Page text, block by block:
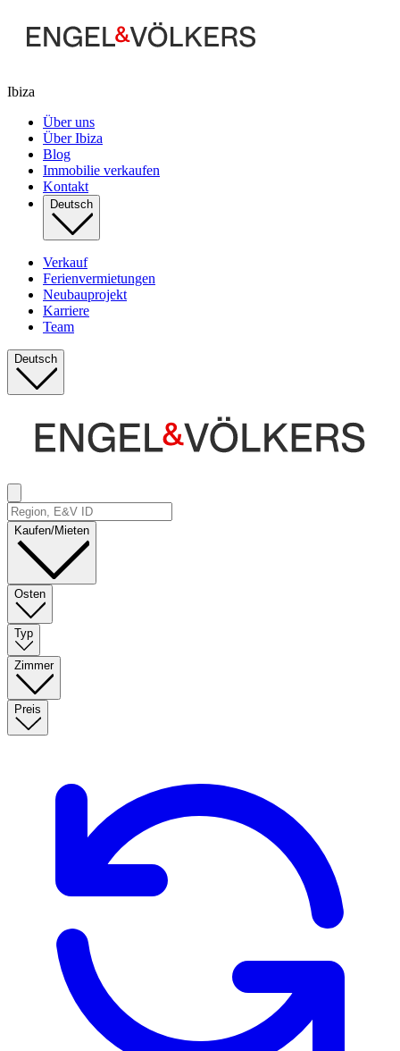
Ibiza
Über uns
Über Ibiza
Blog
Immobilie verkaufen
Kontakt
Deutsch
Verkauf
Ferienvermietungen
Neubauprojekt
Karriere
Team
Deutsch
Kaufen/Mieten
Osten
Typ
Zimmer
Preis